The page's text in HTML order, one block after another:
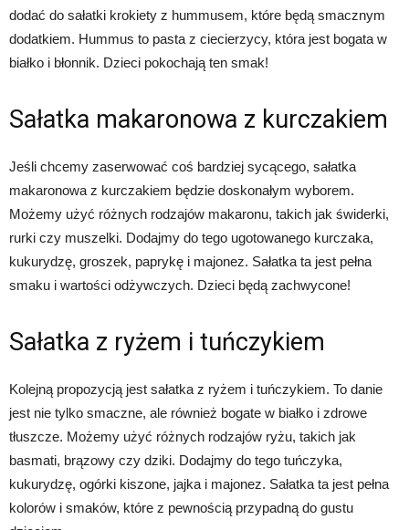
dodać do sałatki krokiety z hummusem, które będą smacznym
dodatkiem. Hummus to pasta z ciecierzycy, która jest bogata w
białko i błonnik. Dzieci pokochają ten smak!
Sałatka makaronowa z kurczakiem
Jeśli chcemy zaserwować coś bardziej sycącego, sałatka
makaronowa z kurczakiem będzie doskonałym wyborem.
Możemy użyć różnych rodzajów makaronu, takich jak świderki,
rurki czy muszelki. Dodajmy do tego ugotowanego kurczaka,
kukurydzę, groszek, paprykę i majonez. Sałatka ta jest pełna
smaku i wartości odżywczych. Dzieci będą zachwycone!
Sałatka z ryżem i tuńczykiem
Kolejną propozycją jest sałatka z ryżem i tuńczykiem. To danie
jest nie tylko smaczne, ale również bogate w białko i zdrowe
tłuszcze. Możemy użyć różnych rodzajów ryżu, takich jak
basmati, brązowy czy dziki. Dodajmy do tego tuńczyka,
kukurydzę, ogórki kiszone, jajka i majonez. Sałatka ta jest pełna
kolorów i smaków, które z pewnością przypadną do gustu